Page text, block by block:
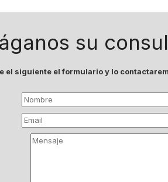
su
el siguiente el formulario y lo